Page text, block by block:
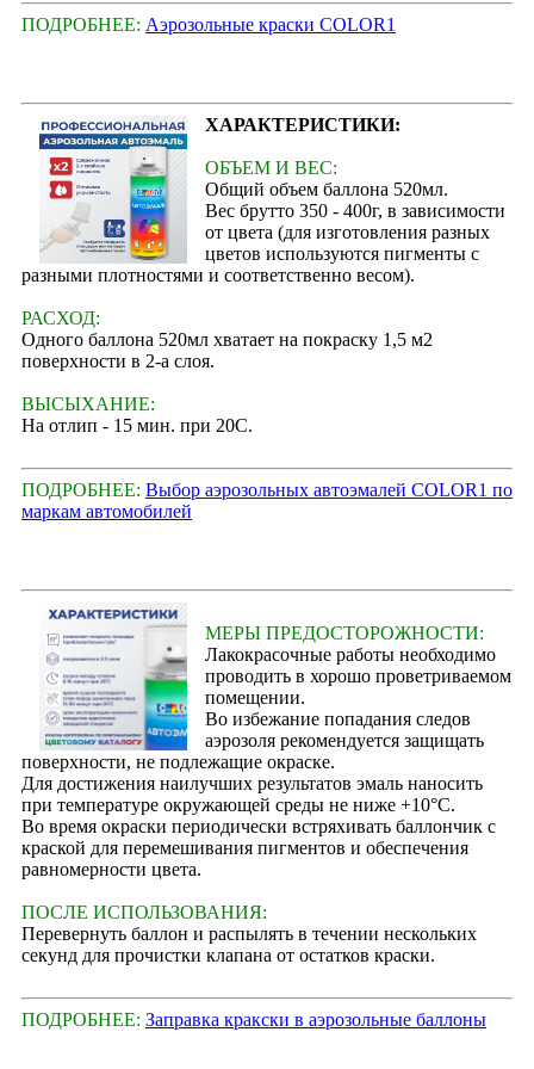
ПОДРОБНЕЕ: Аэрозольные краски COLOR1
ХАРАКТЕРИСТИКИ:
ОБЪЕМ И ВЕС:
Общий объем баллона 520мл.
Вес брутто 350 - 400г, в зависимости
от цвета (для изготовления разных
цветов используются пигменты с
разными плотностями и соответственно весом).
РАСХОД:
Одного баллона 520мл хватает на покраску 1,5 м2
поверхности в 2-а слоя.
ВЫСЫХАНИЕ:
На отлип - 15 мин. при 20С.
ПОДРОБНЕЕ: Выбор аэрозольных автоэмалей COLOR1 по
маркам автомобилей
МЕРЫ ПРЕДОСТОРОЖНОСТИ:
Лакокрасочные работы необходимо
проводить в хорошо проветриваемом
помещении.
Во избежание попадания следов
аэрозоля рекомендуется защищать
поверхности, не подлежащие окраске.
Для достижения наилучших результатов эмаль наносить
при температуре окружающей среды не ниже +10°С.
Во время окраски периодически встряхивать баллончик с
краской для перемешивания пигментов и обеспечения
равномерности цвета.
ПОСЛЕ ИСПОЛЬЗОВАНИЯ:
Перевернуть баллон и распылять в течении нескольких
секунд для прочистки клапана от остатков краски.
ПОДРОБНЕЕ: Заправка кракски в аэрозольные баллоны